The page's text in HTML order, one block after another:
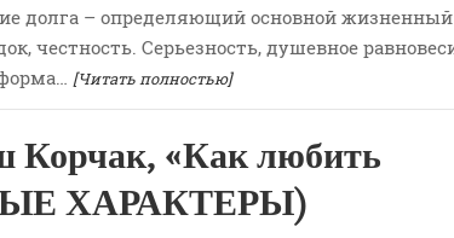
долга – определяющий основной жизненный
честность. Серьезность, душевное
[Читать полностью]
«Как любить
ХАРАКТЕРЫ)